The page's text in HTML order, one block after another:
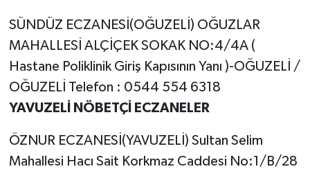
SÜNDÜZ ECZANESİ(OĞUZELİ) OĞUZLAR
MAHALLESİ ALÇİÇEK SOKAK NO:4/4A (
Hastane Poliklinik Giriş Kapısının Yanı )-OĞUZELİ /
OĞUZELİ Telefon : 0544 554 6318
YAVUZELİ NÖBETÇİ ECZANELER
ÖZNUR ECZANESİ(YAVUZELİ) Sultan Selim
Mahallesi Hacı Sait Korkmaz Caddesi No:1/B/28